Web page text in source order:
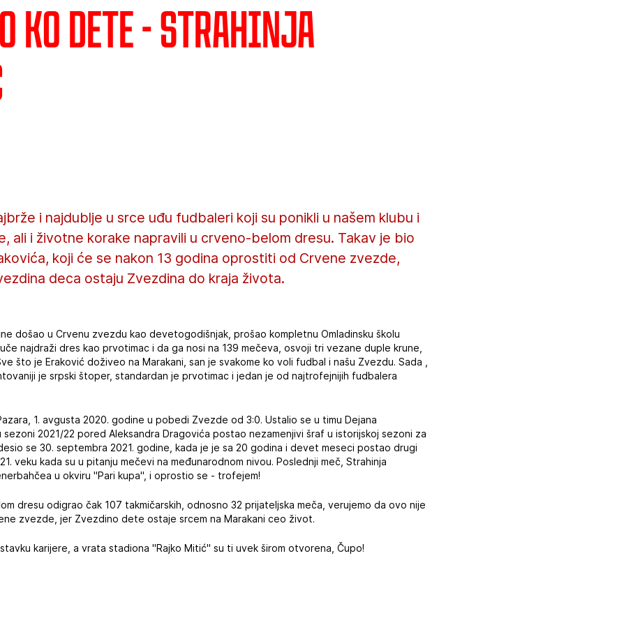
ko dete - Strahinja
i najdublje u srce uđu fudbaleri koji su ponikli u našem klubu i
ali i životne korake napravili u crveno-belom dresu. Takav je bio
koji će se nakon 13 godina oprostiti od Crvene zvezde,
deca ostaju Zvezdina do kraja života.
došao u Crvenu zvezdu kao devetogodišnjak, prošao kompletnu Omladinsku školu
najdraži dres kao prvotimac i da ga nosi na 139 mečeva, osvoji tri vezane duple krune,
što je Eraković doživeo na Marakani, san je svakome ko voli fudbal i našu Zvezdu. Sada ,
je srpski štoper, standardan je prvotimac i jedan je od najtrofejnijih fudbalera
1. avgusta 2020. godine u pobedi Zvezde od 3:0. Ustalio se u timu Dejana
2021/22 pored Aleksandra Dragovića postao nezamenjivi šraf u istorijskoj sezoni za
se 30. septembra 2021. godine, kada je je sa 20 godina i devet meseci postao drugi
veku kada su u pitanju mečevi na međunarodnom nivou. Poslednji meč, Strahinja
u okviru "Pari kupa", i oprostio se - trofejem!
dresu odigrao čak 107 takmičarskih, odnosno 32 prijateljska meča, verujemo da ovo nije
zvezde, jer Zvezdino dete ostaje srcem na Marakani ceo život.
karijere, a vrata stadiona "Rajko Mitić" su ti uvek širom otvorena, Čupo!